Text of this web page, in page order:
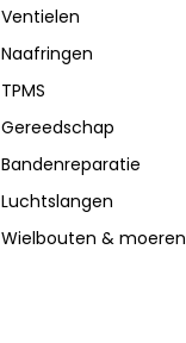
Ventielen
Naafringen
TPMS
Gereedschap
Bandenreparatie
Luchtslangen
Wielbouten & moeren